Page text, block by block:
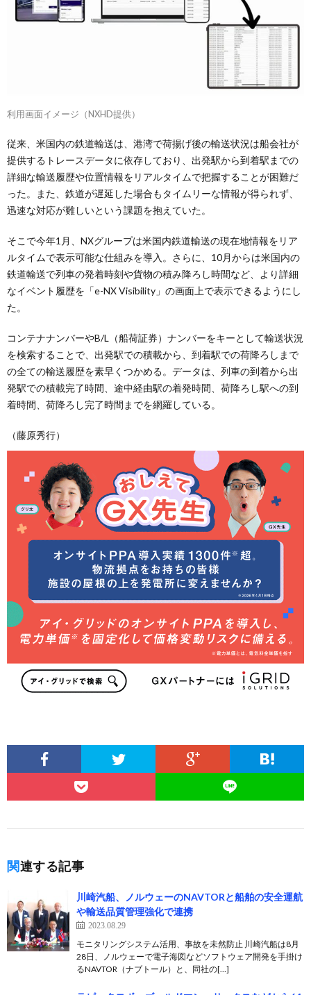
利用画面イメージ（NXHD提供）
従来、米国内の鉄道輸送は、港湾で荷揚げ後の輸送状況は船会社が
提供するトレースデータに依存しており、出発駅から到着駅までの
詳細な輸送履歴や位置情報をリアルタイムで把握することが困難だ
った。また、鉄道が遅延した場合もタイムリーな情報が得られず、
迅速な対応が難しいという課題を抱えていた。
そこで今年1月、NXグループは米国内鉄道輸送の現在地情報をリア
ルタイムで表示可能な仕組みを導入。さらに、10月からは米国内の
鉄道輸送で列車の発着時刻や貨物の積み降ろし時間など、より詳細
なイベント履歴を「e-NX Visibility」の画面上で表示できるようにし
た。
コンテナナンバーやB/L（船荷証券）ナンバーをキーとして輸送状況
を検索することで、出発駅での積載から、到着駅での荷降ろしまで
の全ての輸送履歴を素早くつかめる。データは、列車の到着から出
発駅での積載完了時間、途中経由駅の着発時間、荷降ろし駅への到
着時間、荷降ろし完了時間までを網羅している。
（藤原秀行）
関連する記事
川崎汽船、ノルウェーのNAVTORと船舶の安全運航
や輸送品質管理強化で連携
2023.08.29
モニタリングシステム活用、事故を未然防止 川崎汽船は8月
28日、ノルウェーで電子海図などソフトウェア開発を手掛け
るNAVTOR（ナブトール）と、同社の[…]